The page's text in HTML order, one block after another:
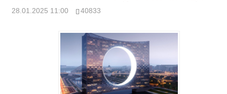
28.01.2025 11:00 40833